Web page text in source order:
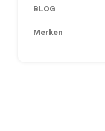
BLOG
Merken